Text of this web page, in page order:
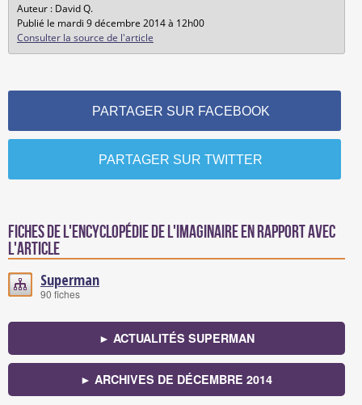
Auteur : David Q.
Publié le mardi 9 décembre 2014 à 12h00
Consulter la source de l'article
PARTAGER SUR FACEBOOK
PARTAGER SUR TWITTER
Fiches de l'encyclopédie de l'imaginaire en rapport avec
l'article
Superman
90 fiches
► ACTUALITÉS SUPERMAN
► ARCHIVES DE DÉCEMBRE 2014